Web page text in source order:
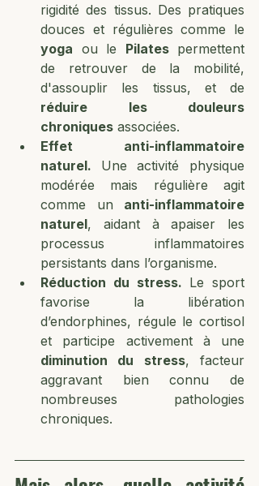
rigidité des tissus. Des pratiques
yoga ou le Pilates permettent
de retrouver de la mobilité,
réduire les douleurs
chroniques associées.
Effet anti-inflammatoire
naturel. Une activité physique
modérée mais régulière agit
comme un anti-inflammatoire
naturel, aidant à apaiser les
processus inflammatoires
persistants dans l’organisme.
Réduction du stress. Le sport
favorise la libération
d’endorphines, régule le cortisol
diminution du stress, facteur
aggravant bien connu de
nombreuses pathologies
chroniques.